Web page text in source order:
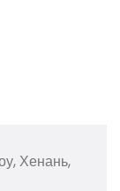
Хенань,